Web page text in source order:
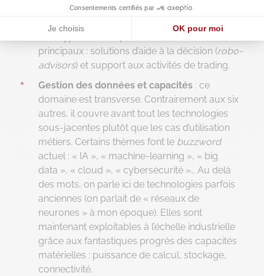
Gestion de fortune et Investissements
domaine traite les besoins des investisseurs de
tous types. Il est réparti selon deux axes
principaux : solutions d’aide à la décision (robo-
advisors) et support aux activités de trading.
Gestion des données et capacités : ce
domaine est transverse. Contrairement aux six
autres, il couvre avant tout les technologies
sous-jacentes plutôt que les cas d’utilisation
métiers. Certains thèmes font le buzzword
actuel : « IA », « machine-learning », « big
data », « cloud », « cybersécurité »… Au delà
des mots, on parle ici de technologies parfois
anciennes (on parlait de « réseaux de
neurones » à mon époque). Elles sont
maintenant exploitables à l’échelle industrielle
grâce aux fantastiques progrès des capacités
matérielles : puissance de calcul, stockage,
connectivité.
Consentements certifiés par
Je choisis OK pour moi
Axeptio consent
Plateforme de Gestion du Consentement : Personnalisez vos
Notre plateforme vous permet d'adapter et de gérer vos